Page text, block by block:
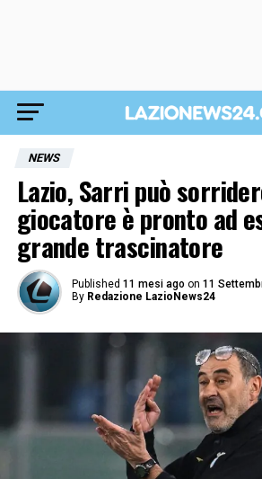
NEWS
Lazio, Sarri può
giocatore è pronto ad
grande trascinatore
Published 11 mesi ago on 11
By Redazione LazioNews24